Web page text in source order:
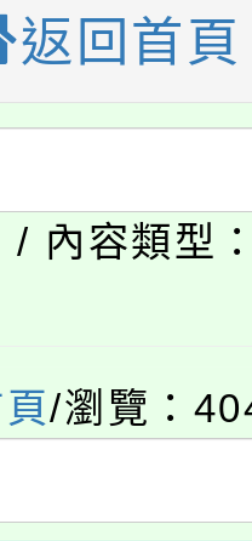
詳情可洽有
研習
育及科技
育專業人
8/29、30在
於龍潭區
，桃園電
運動會8/
泳池舉行。
入戶享有免
返回首頁
內容類型
/瀏覽：